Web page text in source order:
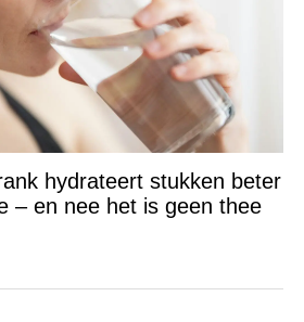
hydrateert stukken beter
– en nee het is geen thee